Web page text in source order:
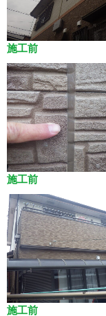
施工前
施工前
施工前